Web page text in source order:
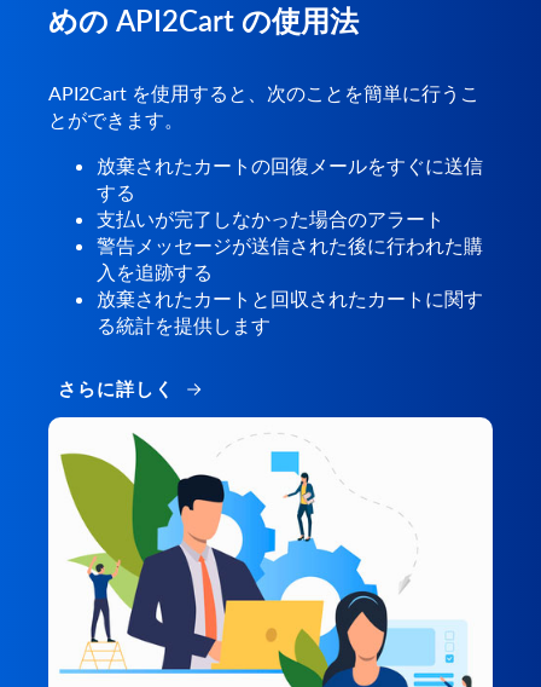
めの API2Cart の使用法
API2Cart を使用すると、次のことを簡単に行うこ
とができます。
放棄されたカートの回復メールをすぐに送信
する
支払いが完了しなかった場合のアラート
警告メッセージが送信された後に行われた購
入を追跡する
放棄されたカートと回収されたカートに関す
る統計を提供します
さらに詳しく